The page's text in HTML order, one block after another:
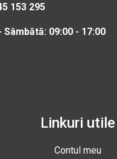
153 295
Sâmbătă: 09:00 - 17:00
Linkuri utile
Contul meu